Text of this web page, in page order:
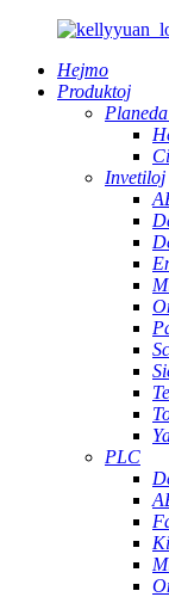
Hejmo
Produktoj
Invetiloj
PLC